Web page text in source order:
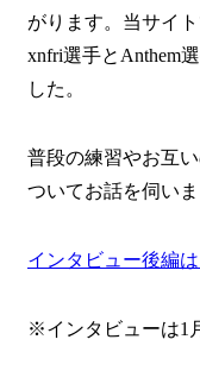
がります。当サイ
xnfri選手とAnthem
した。
普段の練習やお互
ついてお話を伺いま
インタビュー後編は
※インタビューは1